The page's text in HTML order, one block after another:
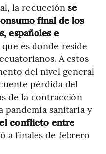
la reducciónse
final de los
españoles e
es donde reside
A estos
del nivel general
pérdida del
de la contracción
pandemia sanitaria y
conflicto entre
a finales de febrero